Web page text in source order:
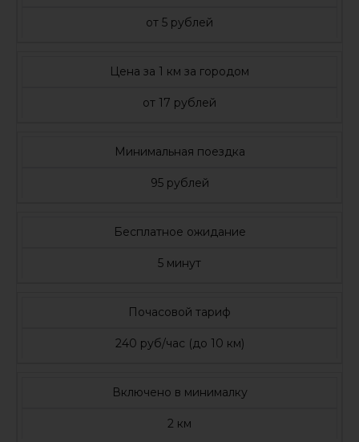
от 5 рублей
Цена за 1 км за городом
от 17 рублей
Минимальная поездка
95 рублей
Бесплатное ожидание
5 минут
Почасовой тариф
240 руб/час (до 10 км)
Включено в минималку
2 км